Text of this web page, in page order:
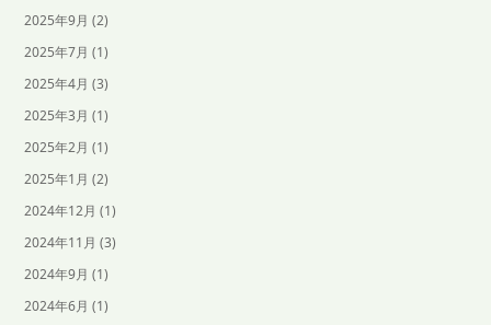
2025年9月 (2)
2025年7月 (1)
2025年4月 (3)
2025年3月 (1)
2025年2月 (1)
2025年1月 (2)
2024年12月 (1)
2024年11月 (3)
2024年9月 (1)
2024年6月 (1)